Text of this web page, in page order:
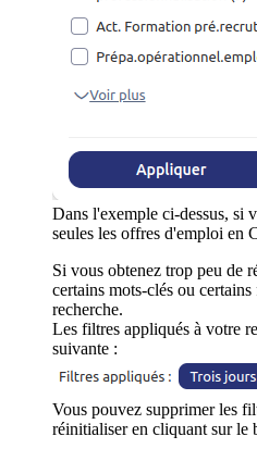
Dans l'exemple ci-dessus, si
seules les offres d'emploi en
Si vous obtenez trop peu de
certains mots-clés ou
recherche.
Les filtres appliqués à votre
suivante :
Vous pouvez supprimer les
réinitialiser en cliquant sur le